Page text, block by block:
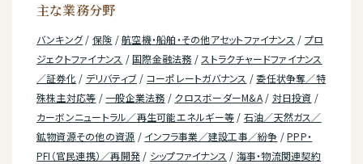
主な業務分野
バンキング/ 保険 /航空機・船舶・その他アセットファイナンス / プロ
ジェクトファイナンス /国際金融法務 / ストラクチャードファイナンス
／証券化 / デリバティブ / コーポレートガバナンス /委任状争奪／特
殊株主対応等 / 一般企業法務 / クロスボーダーM&A/ 対日投資 /
カーボンニュートラル／再生可能エネルギー等 / 石油／天然ガス／
鉱物資源その他の資源 / インフラ事業／建設工事／紛争 /PPP・
PFI（官民連携）／再開発 / シップファイナンス / 海事・物流関連契約